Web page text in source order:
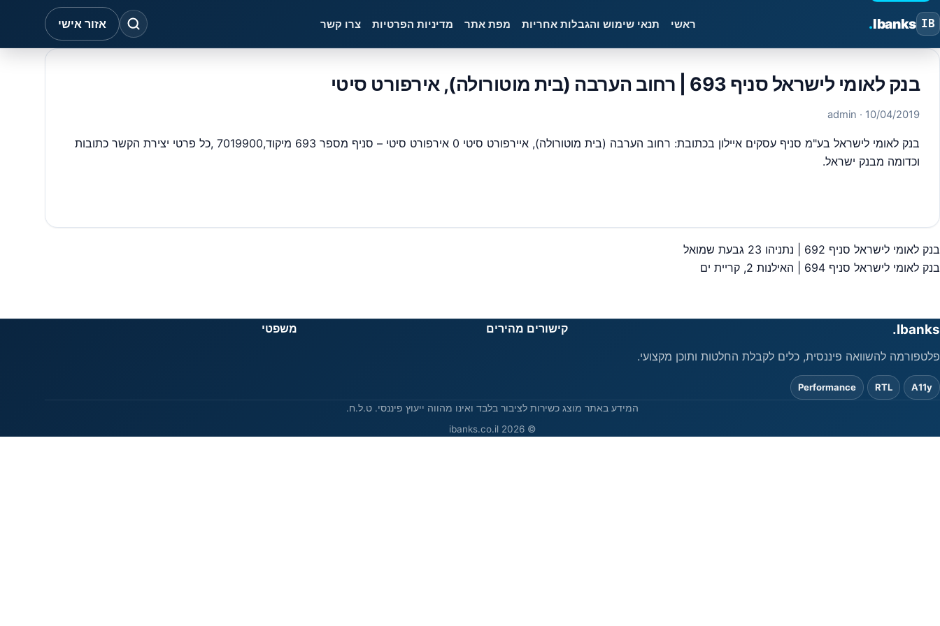
IB
Ibanks
. ראשי תנאי שימוש והגבלות אחריות מפת אתר מדיניות הפרטיות צרו קשר אזור אישי
בנק לאומי לישראל סניף 693 | רחוב הערבה (בית מוטורולה), אירפורט סיטי
10/04/2019
· admin
בנק לאומי לישראל בע"מ סניף עסקים איילון בכתובת: רחוב הערבה (בית מוטורולה), איירפורט סיטי 0 אירפורט סיטי – סניף מספר 693 מיקוד,7019900 ,כל פרטי יצירת הקשר כתובות
וכדומה מבנק ישראל.
ניווט
בנק לאומי לישראל סניף 692 | נתניהו 23 גבעת שמואל
בנק לאומי לישראל סניף 694 | האילנות 2, קריית ים
Ibanks.
פלטפורמה להשוואה פיננסית, כלים לקבלת החלטות ותוכן מקצועי.
A11y
RTL
Performance
קישורים מהירים משפטי
המידע באתר מוצג כשירות לציבור בלבד ואינו מהווה ייעוץ פיננסי. ט.ל.ח.
© 2026 ibanks.co.il